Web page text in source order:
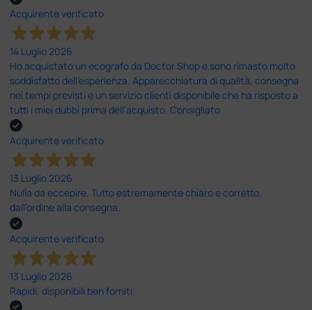
Acquirente verificato
14 Luglio 2026
Ho acquistato un ecografo da Doctor Shop e sono rimasto molto
soddisfatto dell'esperienza. Apparecchiatura di qualità, consegna
nei tempi previsti e un servizio clienti disponibile che ha risposto a
tutti i miei dubbi prima dell'acquisto. Consigliato
Acquirente verificato
13 Luglio 2026
Nulla da eccepire. Tutto estremamente chiaro e corretto,
dall’ordine alla consegna.
Acquirente verificato
13 Luglio 2026
Rapidi, disponibili ben forniti